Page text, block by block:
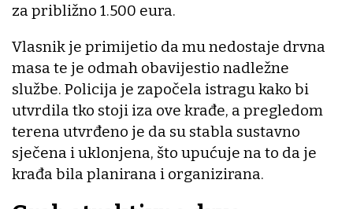
za približno 1.500 eura.
Vlasnik je primijetio da mu nedostaje drvna
masa te je odmah obavijestio nadležne
službe. Policija je započela istragu kako bi
utvrdila tko stoji iza ove krađe, a pregledom
terena utvrđeno je da su stabla sustavno
sječena i uklonjena, što upućuje na to da je
krađa bila planirana i organizirana.